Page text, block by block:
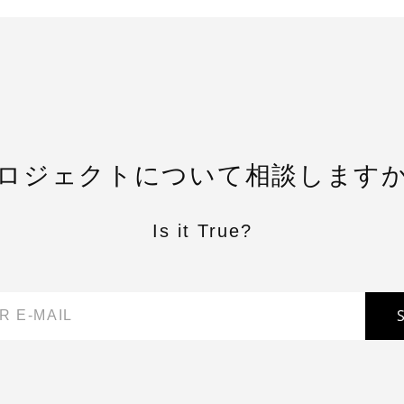
ジェクトについて相談します
Is it True?